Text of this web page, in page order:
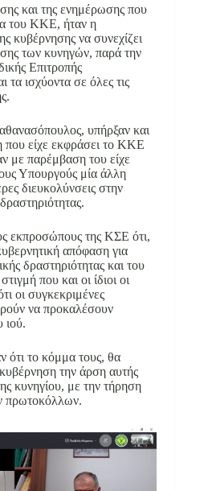
και της ενημέρωσης που
του ΚΚΕ, ήταν η
κυβέρνησης να συνεχίζει
των κυνηγών, παρά την
Επιτροπής
ισχύοντα σε όλες τις
υπήρξαν και
που είχε εκφράσει το ΚΚΕ
με παρέμβαση του είχε
Υπουργούς μία άλλη
διευκολύνσεις στην
εκπροσώπους της ΚΣΕ ότι,
απόφαση για
δραστηριότητας και του
που και οι ίδιοι οι
οι συγκεκριμένες
να προκαλέσουν
ιού.
ότι το κόμμα τους, θα
την άρση αυτής
κυνηγίου, με την τήρηση
πρωτοκόλλων.